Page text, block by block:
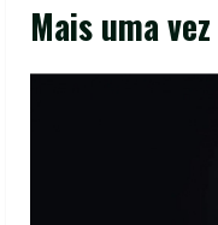
Mais uma vez